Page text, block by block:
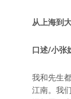
从上海到
口述/小张
我和先生
江南。我